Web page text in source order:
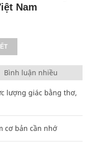
Nam
Bình luận nhiều
lượng giác bằng thơ,
cơ bản cần nhớ